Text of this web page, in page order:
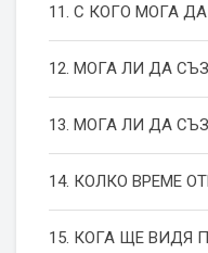
11. С КОГО МОГА
12. МОГА ЛИ ДА
13. МОГА ЛИ ДА
14. КОЛКО ВРЕМЕ
15. КОГА ЩЕ ВИДЯ